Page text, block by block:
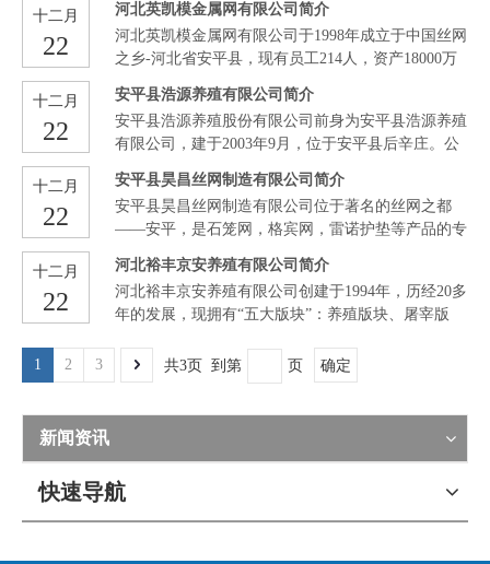
锌丝、不锈钢丝网、黄铜网、铁丝网、电焊网、勾花
网、护栏网、钢板网、钢格板、石笼网、荷兰网等系
列产品。
十二月
22
河北英凯模金属网有限公司简介
河北英凯模金属网有限公司于1998年成立于中国丝网
之乡-河北省安平县，现有员工214人，资产18000万
元，年销售额约2.5亿元，年利税上千万，是河北省
产业集群龙头企业，高新技术企业，科技型中小企
业，河北省中小企业名牌产品，河北省质量效益型先
进企业。
十二月
22
安平县浩源养殖有限公司简介
安平县浩源养殖股份有限公司前身为安平县浩源养殖
有限公司，建于2003年9月，位于安平县后辛庄。公
司注册资金1560万元。主营业务是种猪商品猪生产与
销售及进出口业务，主营品种：美系长白、大白、杜
洛克。年出栏15万头。先后被命名为“国家生猪核心
育种场”、“中华人民共和国农业部生猪标准化示范
场”、“国家猪联合育种协作组成员单位”、“河北省农
业产业化经营重点龙头企业”、“河北省著名商标”、
“河北省名牌产品”、“河北省无公害畜产品产地”、
研基地”、“全省价格监测定点单位”、“河北质量诚信
AAA品牌企业”、“河北省重质量守信誉AAA级品牌
十二月
22
安平县昊昌丝网制造有限公司简介
安平县昊昌丝网制造有限公司位于著名的丝网之都
——安平，是石笼网，格宾网，雷诺护垫等产品的专
业生产厂家，我公司已率先通过了ISO9001质量管理
体系认证、ISO14001环境管理体系认证和GB/T28001
职业健康安全管理体系认证，并参与了三峡、南水北
调、三江治理等大型堤坡防护及水利工程。
十二月
22
河北裕丰京安养殖有限公司简介
河北裕丰京安养殖有限公司创建于1994年，历经20多
年的发展，现拥有“五大版块”：养殖版块、屠宰版
员工2000余人，总资产16亿元，年产值达30亿元，被
评为“农业产业化国家重点龙头企业”、“国家生猪活
1 2 3 共3页 到第 页 确定
新闻资讯
快速导航